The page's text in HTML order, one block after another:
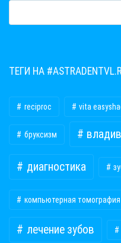
ТЕГИ НА
reciproc vita
бруксизм
диагностика
компьютерная томография
лечение зубов